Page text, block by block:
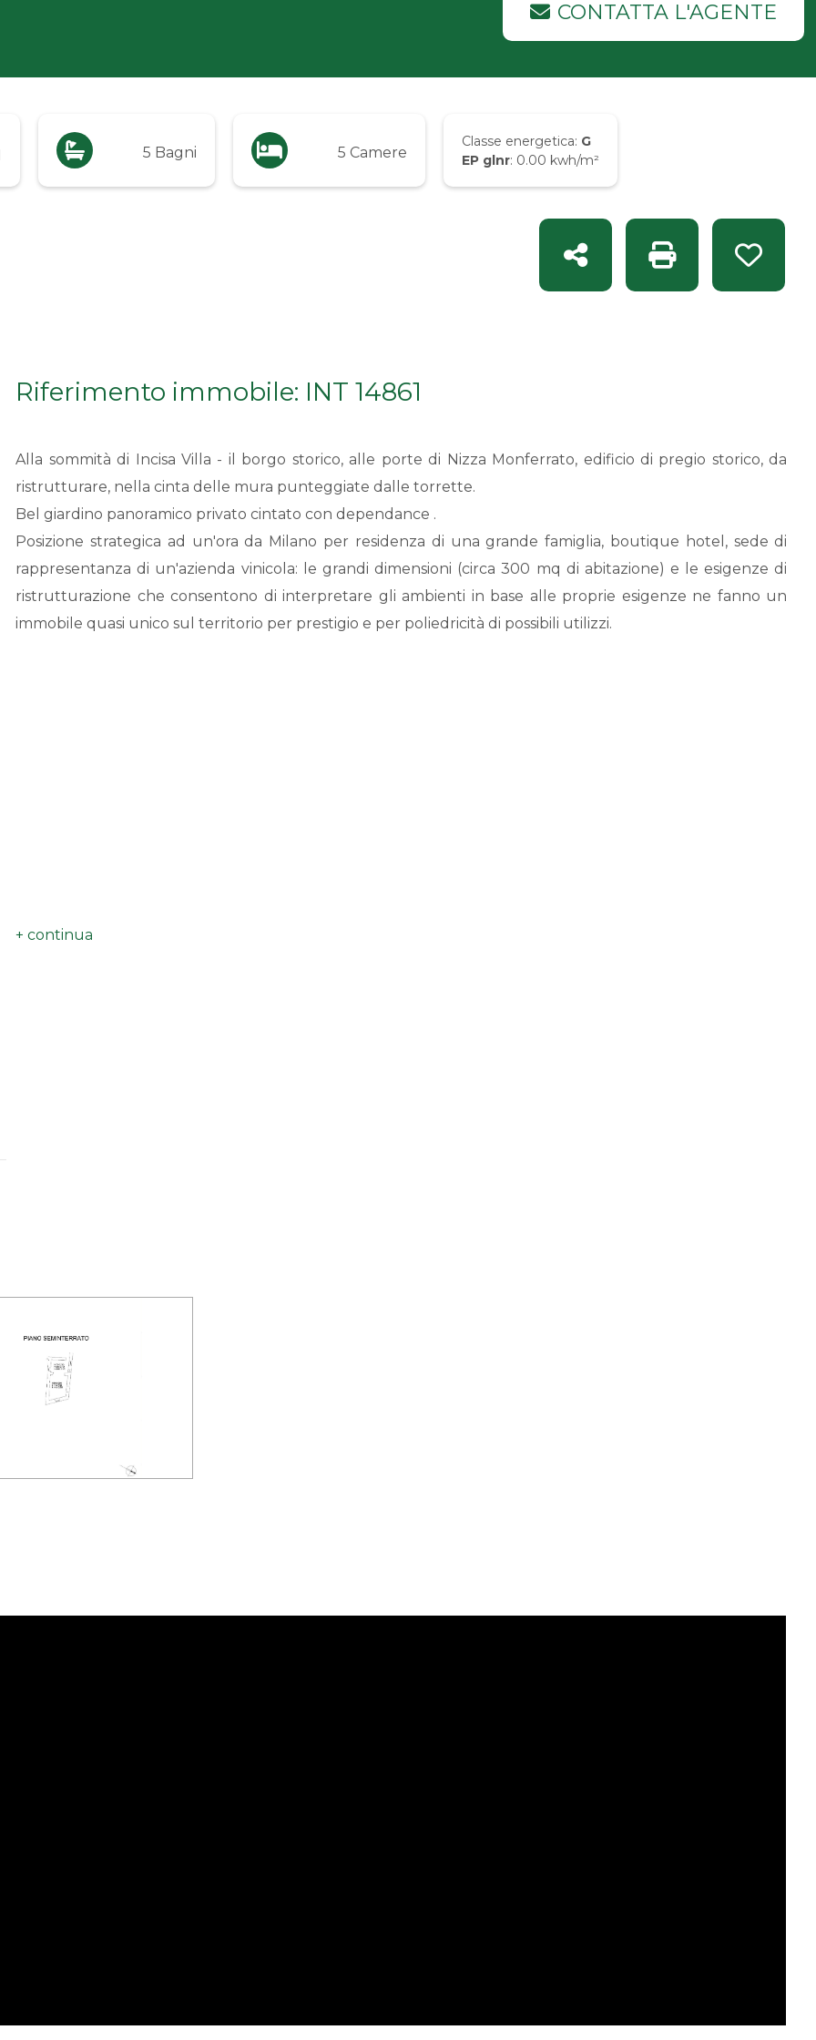
CONTATTA L'AGENTE
5 Bagni 5 Camere
Classe energetica: G
EP glnr: 0.00 kwh/m²
Stampa: Rif. INT
Condividi
Riferimento immobile: INT 14861
Alla sommità di Incisa Villa - il borgo storico, alle porte di Nizza Monferrato, edificio di pregio storico, da
ristrutturare, nella cinta delle mura punteggiate dalle torrette.
Bel giardino panoramico privato cintato con dependance .
Posizione strategica ad un'ora da Milano per residenza di una grande famiglia, boutique hotel, sede di
rappresentanza di un'azienda vinicola: le grandi dimensioni (circa 300 mq di abitazione) e le esigenze di
ristrutturazione che consentono di interpretare gli ambienti in base alle proprie esigenze ne fanno un
immobile quasi unico sul territorio per prestigio e per poliedricità di possibili utilizzi.